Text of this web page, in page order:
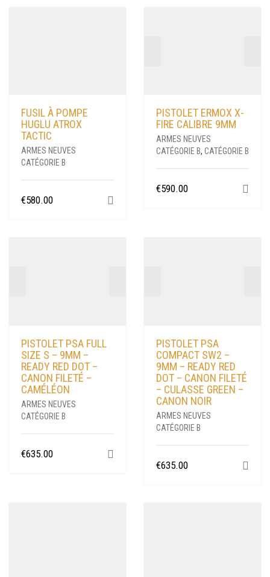
FUSIL À POMPE
HUGLU ATROX
TACTIC
ARMES NEUVES
CATÉGORIE B
€580.00
PISTOLET ERMOX X-
FIRE CALIBRE 9MM
ARMES NEUVES
CATÉGORIE B, CATÉGORIE B
€590.00
PISTOLET PSA FULL
SIZE S – 9MM –
READY RED DOT –
CANON FILETÉ –
CAMÉLÉON
ARMES NEUVES
CATÉGORIE B
€635.00
PISTOLET PSA
COMPACT SW2 –
9MM – READY RED
DOT – CANON FILETÉ
– CULASSE GREEN –
CANON NOIR
ARMES NEUVES
CATÉGORIE B
€635.00